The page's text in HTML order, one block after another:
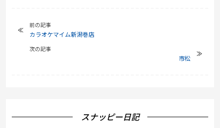
前の記事
カラオケマイム新潟巻店
次の記事
市松
スナッピー日記